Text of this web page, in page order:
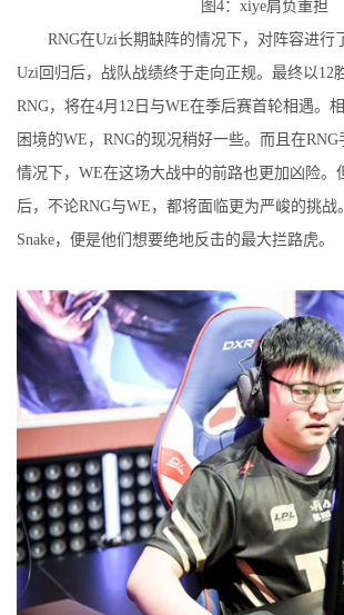
图4：xiye肩负重担
RNG在Uzi长期缺阵的情况下，对阵容进行
Uzi回归后，战队战绩终于走向正规。最终以12
RNG，将在4月12日与WE在季后赛首轮相遇。
困境的WE，RNG的现况稍好一些。而且在
情况下，WE在这场大战中的前路也更加凶险。
后，不论RNG与WE，都将面临更为严峻的挑战
Snake，便是他们想要绝地反击的最大拦路虎。